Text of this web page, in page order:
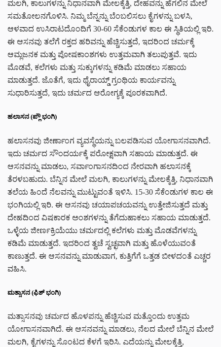
ಮಲಗಿ, ಕಾಲುಗಳನ್ನು ನಿಧಾನವಾಗಿ ಮೇಲಕ್ಕೆತ್ತಿ, ದೇಹವನ್ನು ಹೆಗಲಿನ ಮೇಲೆ
ಸಮತೋಲನಗೊಳಿಸಿ. ನಿಮ್ಮ ಬೆನ್ನನ್ನು ಬೆಂಬಲಿಸಲು ಕೈಗಳನ್ನು ಬಳಸಿ,
ಆಳವಾದ ಉಸಿರಾಟದೊಂದಿಗೆ 30-60 ಸೆಕೆಂಡುಗಳ ಕಾಲ ಈ ಸ್ಥಿತಿಯಲ್ಲಿ ಇರಿ.
ಈ ಆಸನವು ತಲೆಗೆ ರಕ್ತದ ಹರಿವನ್ನು ಹೆಚ್ಚಿಸುತ್ತದೆ, ಇದರಿಂದ ಚರ್ಮಕ್ಕೆ
ಆಮ್ಲಜನಕ ಮತ್ತು ಪೋಷಕಾಂಶಗಳು ಉತ್ತಮವಾಗಿ ತಲುಪುತ್ತವೆ. ಇದು
ಮೊಡವೆ, ಕಲೆಗಳು ಮತ್ತು ಸುಕ್ಕುಗಳನ್ನು ಕಡಿಮೆ ಮಾಡಲು ಸಹಾಯ
ಮಾಡುತ್ತದೆ. ಜೊತೆಗೆ, ಇದು ಥೈರಾಯ್ಡ್ ಗ್ರಂಥಿಯ ಕಾರ್ಯವನ್ನು
ಸುಧಾರಿಸುತ್ತದೆ, ಇದು ಚರ್ಮದ ಆರೋಗ್ಯಕ್ಕೆ ಪೂರಕವಾಗಿದೆ.
ಹಲಾಸನ (ಪ್ಲೌ ಭಂಗಿ)
ಹಲಾಸನವು ಜೀರ್ಣಾಂಗ ವ್ಯವಸ್ಥೆಯನ್ನು ಬಲಪಡಿಸುವ ಯೋಗಾಸನವಾಗಿದೆ.
ಇದು ಚರ್ಮದ ಸೌಂದರ್ಯಕ್ಕೆ ಪರೋಕ್ಷವಾಗಿ ಸಹಾಯ ಮಾಡುತ್ತದೆ. ಈ
ಆಸನವನ್ನು ಮಾಡಲು, ಸರ್ವಾಂಗಾಸನದಿಂದ ನೇರವಾಗಿ ಹಲಾಸನಕ್ಕೆ
ತೆರಳಬಹುದು. ಬೆನ್ನಿನ ಮೇಲೆ ಮಲಗಿ, ಕಾಲುಗಳನ್ನು ಮೇಲಕ್ಕೆತ್ತಿ, ನಿಧಾನವಾಗಿ
ತಲೆಯ ಹಿಂದೆ ನೆಲವನ್ನು ಮುಟ್ಟುವಂತೆ ಇಳಿಸಿ. 15-30 ಸೆಕೆಂಡುಗಳ ಕಾಲ ಈ
ಭಂಗಿಯಲ್ಲಿ ಇರಿ. ಈ ಆಸನವು ಚಯಾಪಚಯವನ್ನು ಉತ್ತೇಜಿಸುತ್ತದೆ ಮತ್ತು
ದೇಹದಿಂದ ವಿಷಕಾರಕ ಅಂಶಗಳನ್ನು ತೆಗೆದುಹಾಕಲು ಸಹಾಯ ಮಾಡುತ್ತದೆ.
ಒಳ್ಳೆಯ ಜೀರ್ಣಕ್ರಿಯೆಯು ಚರ್ಮದಲ್ಲಿ ಕಲೆಗಳು ಮತ್ತು ಮೊಡವೆಗಳನ್ನು
ಕಡಿಮೆ ಮಾಡುತ್ತದೆ. ಇದರಿಂದ ತ್ವಚೆ ಸ್ವಚ್ಛವಾಗಿ ಮತ್ತು ಹೊಳೆಯುವಂತೆ
ಕಾಣುತ್ತದೆ. ಈ ಆಸನವನ್ನು ಮಾಡುವಾಗ, ಕುತ್ತಿಗೆಗೆ ಒತ್ತಡ ಬೀಳದಂತೆ ಎಚ್ಚರ
ವಹಿಸಿ.
ಮತ್ಸಾಸನ (ಫಿಶ್ ಭಂಗಿ)
ಮತ್ಸಾಸನವು ಚರ್ಮದ ಹೊಳಪನ್ನು ಹೆಚ್ಚಿಸುವ ಮತ್ತೊಂದು ಉತ್ತಮ
ಯೋಗಾಸನವಾಗಿದೆ. ಈ ಆಸನವನ್ನು ಮಾಡಲು, ನೆಲದ ಮೇಲೆ ಬೆನ್ನಿನ ಮೇಲೆ
ಮಲಗಿ, ಕೈಗಳನ್ನು ಸೊಂಟದ ಕೆಳಗೆ ಇರಿಸಿ. ಎದೆಯನ್ನು ಮೇಲಕ್ಕೆತ್ತಿ,